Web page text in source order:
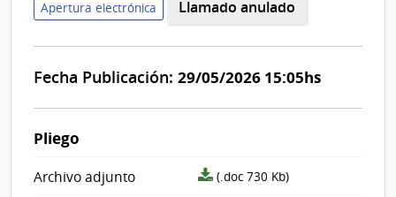
Apertura electrónica Llamado anulado
Fecha Publicación: 29/05/2026 15:05hs
Pliego
Archivo adjunto
archivo
(.doc 730 Kb)